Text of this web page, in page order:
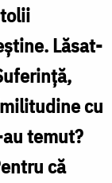
Lăsat-
cu
temut?
că